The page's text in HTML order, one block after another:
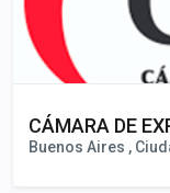
CÁMARA DE
Buenos Aires ,